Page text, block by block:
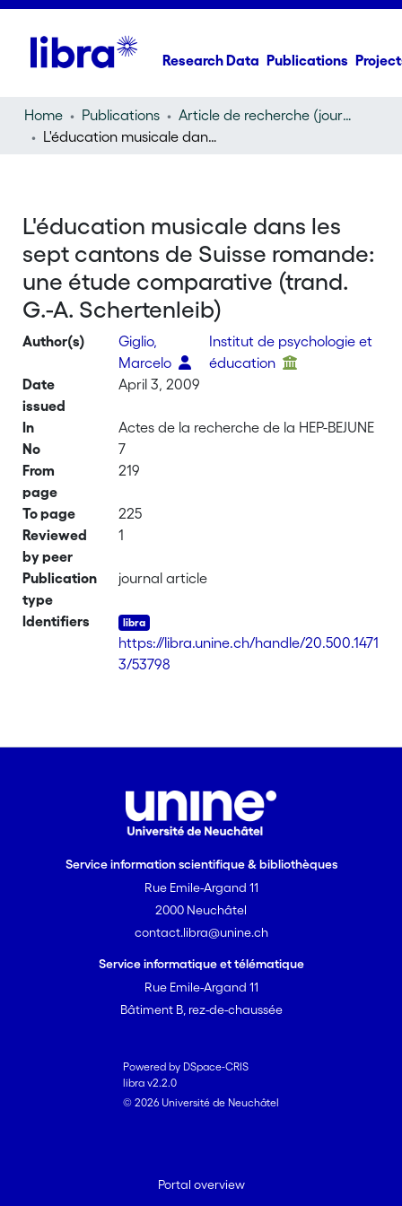
Research Data Publications
Home Publications
Article de recherche (journal article)
L'éducation musicale dans les sept cantons de Suisse romande: une étude comparative (trand. G.-A. Schertenleib)
L'éducation musicale dans les
sept cantons de Suisse romande:
une étude comparative (trand.
G.-A. Schertenleib)
Author(s)
Giglio,
Marcelo
Institut de psychologie et
éducation
Date
issued
April 3, 2009
In
Actes de la recherche de la HEP-BEJUNE
No
7
From
page
219
To page
225
Reviewed
by peer
1
Publication
type
journal article
Identifiers
https://libra.unine.ch/handle/20.500.1471
3/53798
Service information scientifique & bibliothèques
Rue Emile-Argand 11
2000 Neuchâtel
contact.libra@unine.ch
Service informatique et télématique
Rue Emile-Argand 11
Bâtiment B, rez-de-chaussée
Powered by DSpace-CRIS
libra v2.2.0
© 2026 Université de Neuchâtel
Portal overview